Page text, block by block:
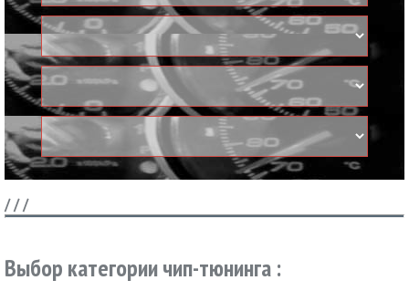
///
Выбор категории чип-тюнинга :